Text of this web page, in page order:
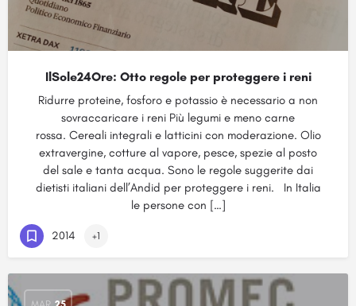
IlSole24Ore: Otto regole per proteggere i reni
Ridurre proteine, fosforo e potassio è necessario a non
sovraccaricare i reni Più legumi e meno carne
rossa. Cereali integrali e latticini con moderazione. Olio
extravergine, cotture al vapore, pesce, spezie al posto
del sale e tanta acqua. Sono le regole suggerite dai
dietisti italiani dell’Andid per proteggere i reni. In Italia
le persone con […]
2014 +1
MAR 25